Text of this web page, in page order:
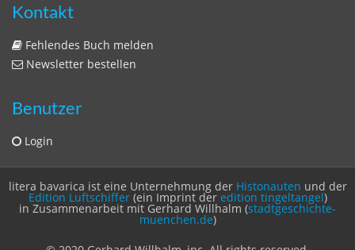
Kontakt
Fehlendes Buch melden
Newsletter bestellen
Benutzer
Login
litera bavarica ist eine Unternehmung der Histonauten und der
Edition Luftschiffer(ein Imprint der edition tingeltangel)
in Zusammenarbeit mit Gerhard Willhalm (stadtgeschichte-
muenchen.de)